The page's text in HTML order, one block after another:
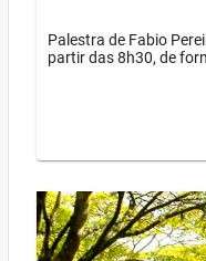
Palestra de Fabio
partir das 8h30, de